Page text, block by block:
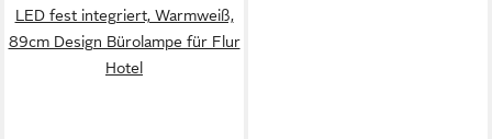
LED fest integriert, Warmweiß,
89cm Design Bürolampe für Flur
Hotel